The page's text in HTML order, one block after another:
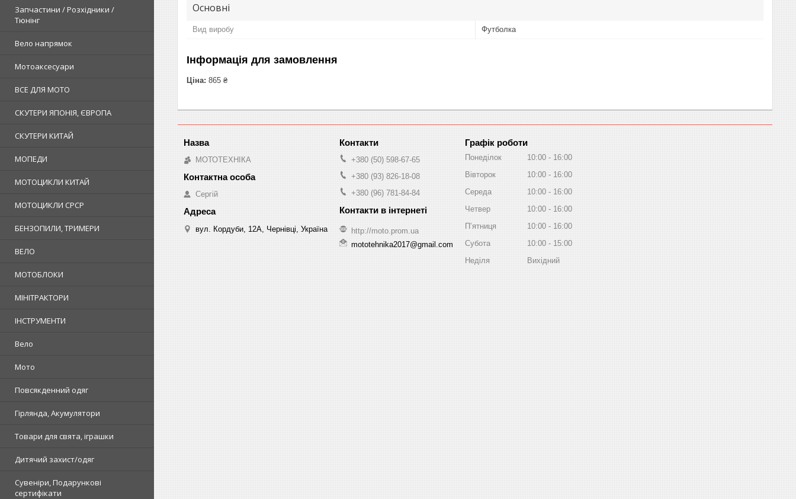
Запчастини / Розхідники /
Тюнінг
Вело напрямок
Мотоаксесуари
ВСЕ ДЛЯ МОТО
СКУТЕРИ ЯПОНІЯ, ЄВРОПА
СКУТЕРИ КИТАЙ
МОПЕДИ
МОТОЦИКЛИ КИТАЙ
МОТОЦИКЛИ СРСР
БЕНЗОПИЛИ, ТРИМЕРИ
ВЕЛО
МОТОБЛОКИ
МІНІТРАКТОРИ
ІНСТРУМЕНТИ
Вело
Мото
Повсякденний одяг
Гірлянда, Акумулятори
Товари для свята, іграшки
Дитячий захист/одяг
Сувеніри, Подарункові
сертифікати
Основні
Вид виробу Футболка
Інформація для замовлення
Ціна: 865 ₴
МОТОТЕХНІКА
Сергій
вул. Кордуби, 12А, Чернівці, Україна
+380 (50) 598-67-65
+380 (93) 826-18-08
+380 (96) 781-84-84
http://moto.prom.ua
mototehnika2017@gmail.com
Графік роботи
Понеділок 10:00
16:00
Вівторок
10:00
16:00
Середа
10:00
16:00
Четвер
10:00
16:00
Пʼятниця
10:00
16:00
Субота
10:00
15:00
Неділя
Вихідний